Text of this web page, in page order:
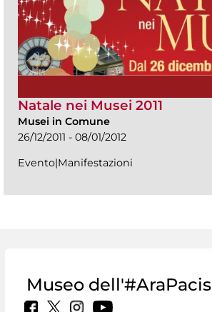
Natale nei Musei 2011
Musei in Comune
26/12/2011 - 08/01/2012
Evento|Manifestazioni
Museo dell'#AraPacis